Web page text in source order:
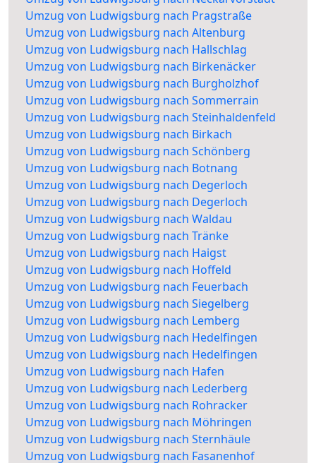
Umzug von Ludwigsburg nach Pragstraße
Umzug von Ludwigsburg nach Altenburg
Umzug von Ludwigsburg nach Hallschlag
Umzug von Ludwigsburg nach Birkenäcker
Umzug von Ludwigsburg nach Burgholzhof
Umzug von Ludwigsburg nach Sommerrain
Umzug von Ludwigsburg nach Steinhaldenfeld
Umzug von Ludwigsburg nach Birkach
Umzug von Ludwigsburg nach Schönberg
Umzug von Ludwigsburg nach Botnang
Umzug von Ludwigsburg nach Degerloch
Umzug von Ludwigsburg nach Degerloch
Umzug von Ludwigsburg nach Waldau
Umzug von Ludwigsburg nach Tränke
Umzug von Ludwigsburg nach Haigst
Umzug von Ludwigsburg nach Hoffeld
Umzug von Ludwigsburg nach Feuerbach
Umzug von Ludwigsburg nach Siegelberg
Umzug von Ludwigsburg nach Lemberg
Umzug von Ludwigsburg nach Hedelfingen
Umzug von Ludwigsburg nach Hedelfingen
Umzug von Ludwigsburg nach Hafen
Umzug von Ludwigsburg nach Lederberg
Umzug von Ludwigsburg nach Rohracker
Umzug von Ludwigsburg nach Möhringen
Umzug von Ludwigsburg nach Sternhäule
Umzug von Ludwigsburg nach Fasanenhof